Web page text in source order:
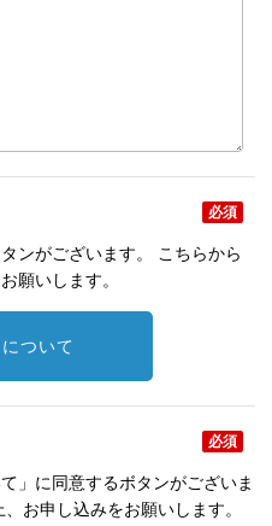
必須
ンがございます。 こちらから
願いします。
ついて
必須
」に同意するボタンがございま
お申し込みをお願いします。